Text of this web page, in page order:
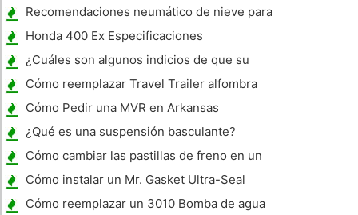
Recomendaciones neumático de nieve para
BMW
Honda 400 Ex Especificaciones
¿Cuáles son algunos indicios de que su
vehículo necesita un trabajo de freno?
Cómo reemplazar Travel Trailer alfombra
Cómo Pedir una MVR en Arkansas
¿Qué es una suspensión basculante?
Cómo cambiar las pastillas de freno en un
Jeep Cherokee 1989
Cómo instalar un Mr. Gasket Ultra-Seal
admisión Junta
Cómo reemplazar un 3010 Bomba de agua